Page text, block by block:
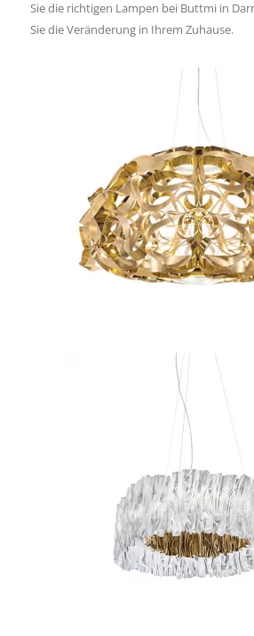
Sie die richtigen Lampen bei Buttmi in
Sie die Veränderung in Ihrem Zuhause.